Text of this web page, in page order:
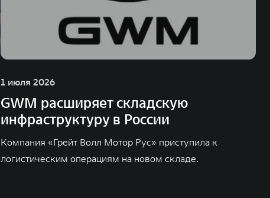
1 июля 2026
GWM расширяет складскую
инфраструктуру в России
Компания «Грейт Волл Мотор Рус» приступила к
логистическим операциям на новом складе.